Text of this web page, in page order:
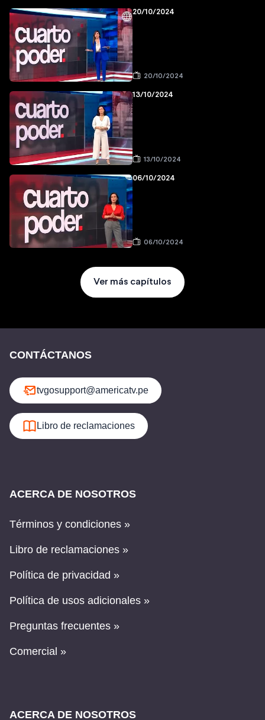
20/10/2024
20/10/2024
13/10/2024
13/10/2024
06/10/2024
06/10/2024
Ver más capítulos
CONTÁCTANOS
tvgosupport@americatv.pe
Libro de reclamaciones
ACERCA DE NOSOTROS
Términos y condiciones »
Libro de reclamaciones »
Política de privacidad »
Política de usos adicionales »
Preguntas frecuentes »
Comercial »
ACERCA DE NOSOTROS